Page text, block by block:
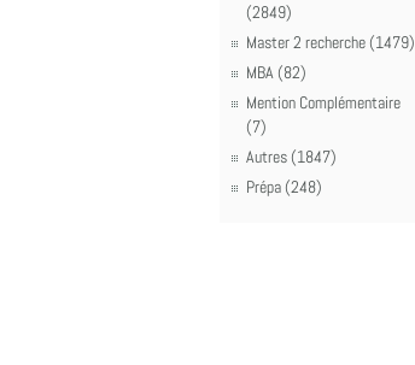
(2849)
Master 2 recherche (1479)
MBA (82)
Mention Complémentaire
(7)
Autres (1847)
Prépa (248)